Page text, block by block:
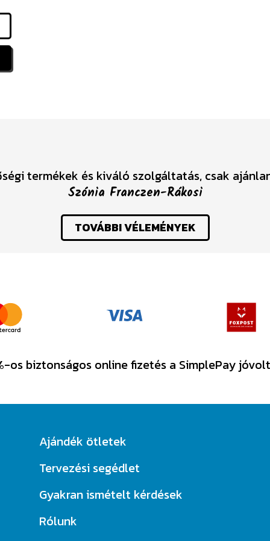
termékek és kiváló szolgáltatás, csak
Szónia Franczen-Rákosi
TOVÁBBI VÉLEMÉNYEK